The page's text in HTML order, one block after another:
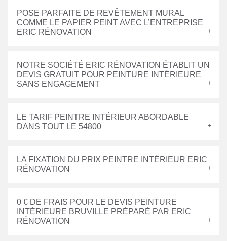
POSE PARFAITE DE REVÊTEMENT MURAL
COMME LE PAPIER PEINT AVEC L’ENTREPRISE
ERIC RÉNOVATION
NOTRE SOCIÉTÉ ERIC RÉNOVATION ÉTABLIT UN
DEVIS GRATUIT POUR PEINTURE INTÉRIEURE
SANS ENGAGEMENT
LE TARIF PEINTRE INTÉRIEUR ABORDABLE
DANS TOUT LE 54800
LA FIXATION DU PRIX PEINTRE INTÉRIEUR ERIC
RÉNOVATION
0 € DE FRAIS POUR LE DEVIS PEINTURE
INTÉRIEURE BRUVILLE PRÉPARÉ PAR ERIC
RÉNOVATION